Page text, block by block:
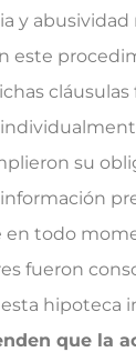
y abusividad
este
cláusulas
su
en todo
fueron
hipoteca
que la